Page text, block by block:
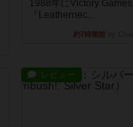
1988年にVictory
『Leathernec...
約7時間前
レビュー